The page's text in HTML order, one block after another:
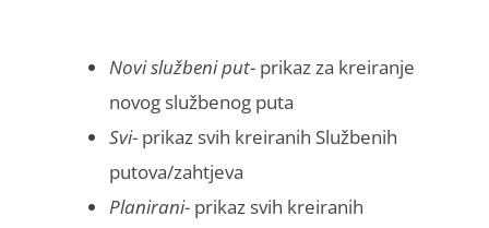
Novi službeni put- prikaz za kreiranje
novog službenog puta
Svi­- prikaz svih kreiranih Službenih
putova/zahtjeva
Planirani- prikaz svih kreiranih